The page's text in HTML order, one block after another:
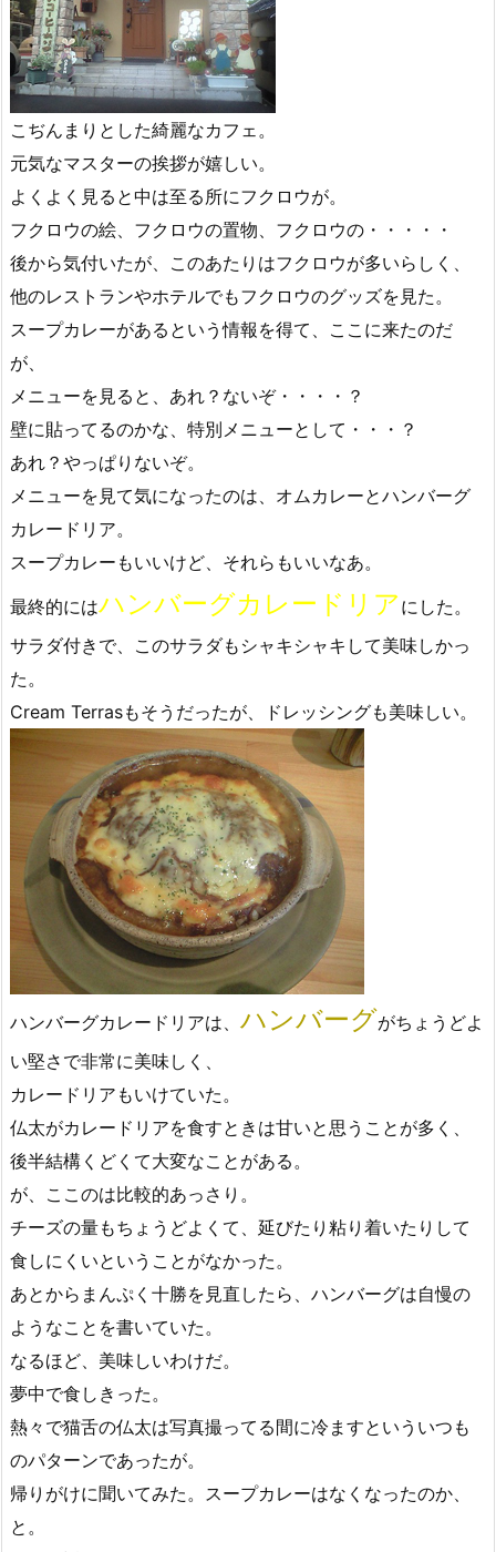
こぢんまりとした綺麗なカフェ。
元気なマスターの挨拶が嬉しい。
よくよく見ると中は至る所にフクロウが。
フクロウの絵、フクロウの置物、フクロウの・・・・・
後から気付いたが、このあたりはフクロウが多いらしく、
他のレストランやホテルでもフクロウのグッズを見た。
スープカレーがあるという情報を得て、ここに来たのだ
が、
メニューを見ると、あれ？ないぞ・・・・？
壁に貼ってるのかな、特別メニューとして・・・？
あれ？やっぱりないぞ。
メニューを見て気になったのは、オムカレーとハンバーグ
カレードリア。
スープカレーもいいけど、それらもいいなあ。
最終的にはハンバーグカレードリアにした。
サラダ付きで、このサラダもシャキシャキして美味しかっ
た。
Cream Terrasもそうだったが、ドレッシングも美味しい。
ハンバーグカレードリアは、 ハンバーグがちょうどよ
い堅さで非常に美味しく、
カレードリアもいけていた。
仏太がカレードリアを食すときは甘いと思うことが多く、
後半結構くどくて大変なことがある。
が、ここのは比較的あっさり。
チーズの量もちょうどよくて、延びたり粘り着いたりして
食しにくいということがなかった。
あとからまんぷく十勝を見直したら、ハンバーグは自慢の
ようなことを書いていた。
なるほど、美味しいわけだ。
夢中で食しきった。
熱々で猫舌の仏太は写真撮ってる間に冷ますといういつも
のパターンであったが。
帰りがけに聞いてみた。スープカレーはなくなったのか、
と。